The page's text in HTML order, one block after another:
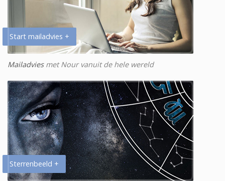
Start mailadvies +
Mailadviesmet Nour vanuit de hele wereld
Sterrenbeeld +